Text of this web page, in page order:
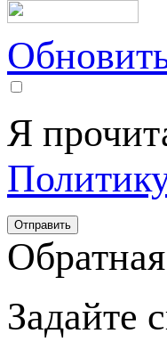
Я
Задайте